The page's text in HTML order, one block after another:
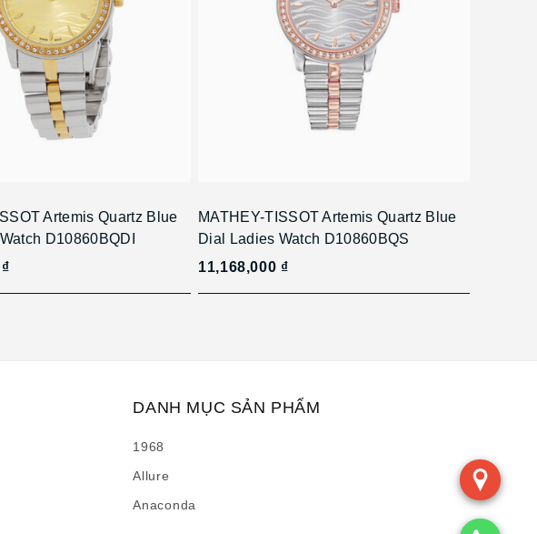
Artemis Quartz Blue
D10860BQDI
MATHEY-TISSOT Artemis Quartz Blue
Dial Ladies Watch D10860BQS
11,168,000 ₫
DANH MỤC SẢN PHẨM
1968
Allure
Anaconda